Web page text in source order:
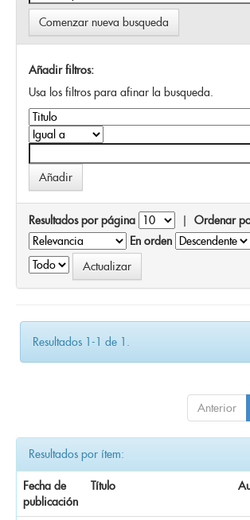
Comenzar nueva busqueda
Añadir filtros:
Usa los filtros para afinar la busqueda.
Resultados por página | Ordenar
En orden
Resultados 1-1 de 1.
Anterior
Resultados por ítem:
Fecha de
publicación
Título